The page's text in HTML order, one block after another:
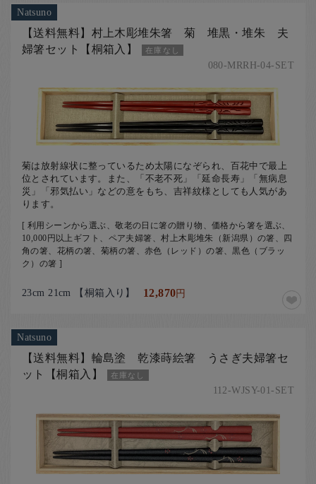
Natsuno
【送料無料】村上木彫堆朱箸 菊 堆黒・堆朱 夫
婦箸セット【桐箱入】
在庫なし
080-MRRH-04-SET
菊は放射線状に整っているため太陽になぞられ、百花中で最上
位とされています。また、「不老不死」「延命長寿」「無病息
災」「邪気払い」などの意をもち、吉祥紋様としても人気があ
ります。
[ 利用シーンから選ぶ、敬老の日に箸の贈り物、価格から箸を選ぶ、
10,000円以上ギフト、ペア夫婦箸、村上木彫堆朱（新潟県）の箸、四
角の箸、花柄の箸、菊柄の箸、赤色（レッド）の箸、黒色（ブラッ
ク）の箸 ]
23cm 21cm 【桐箱入り】 12,870円
Natsuno
【送料無料】輪島塗 乾漆蒔絵箸 うさぎ夫婦箸セ
ット【桐箱入】
在庫なし
112-WJSY-01-SET